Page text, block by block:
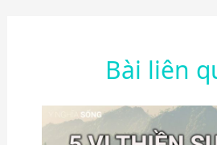
Bài liên